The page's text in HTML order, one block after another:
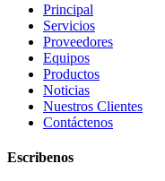
Principal
Servicios
Proveedores
Equipos
Productos
Noticias
Nuestros Clientes
Contáctenos
Escribenos